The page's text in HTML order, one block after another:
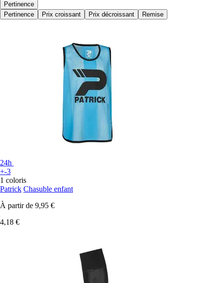
Pertinence
Pertinence
Prix croissant Prix décroissant Remise
24h
+-3
1 coloris
Patrick Chasuble enfant
À partir de 9,95 €
4,18 €